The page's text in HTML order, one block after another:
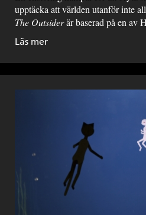
upptäcka att världen utanför inte
The Outsiderär baserad på en av
Läs mer